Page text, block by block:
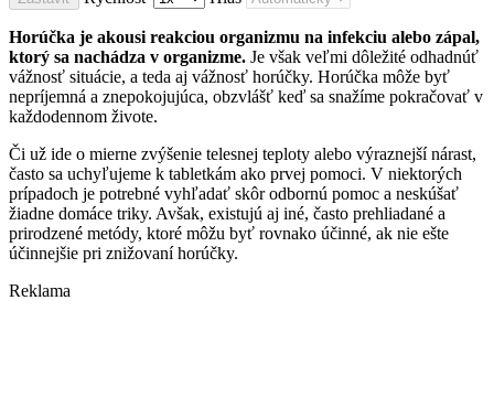
Horúčka je akousi reakciou organizmu na infekciu alebo zápal,
ktorý sa nachádza v organizme. Je však veľmi dôležité odhadnúť
vážnosť situácie, a teda aj vážnosť horúčky. Horúčka môže byť
nepríjemná a znepokojujúca, obzvlášť keď sa snažíme pokračovať v
každodennom živote.
Či už ide o mierne zvýšenie telesnej teploty alebo výraznejší nárast,
často sa uchyľujeme k tabletkám ako prvej pomoci. V niektorých
prípadoch je potrebné vyhľadať skôr odbornú pomoc a neskúšať
žiadne domáce triky. Avšak, existujú aj iné, často prehliadané a
prirodzené metódy, ktoré môžu byť rovnako účinné, ak nie ešte
účinnejšie pri znižovaní horúčky.
Reklama